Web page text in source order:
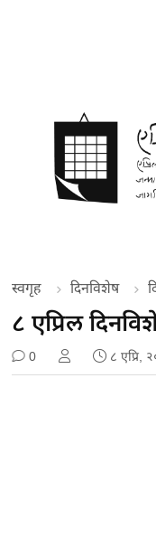
स्वगृह दिनविशेष
८ एप्रिल
0 ८ एप्रि,